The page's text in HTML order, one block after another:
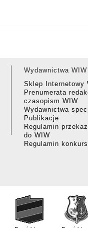
Wydawnictwa WIW
Sklep Internetowy
Prenumerata
czasopism WIW
Wydawnictwa
Publikacje
Regulamin
do WIW
Regulamin